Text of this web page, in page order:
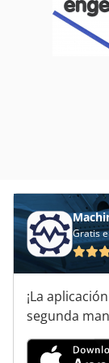
Sistema De
Unidad De
Gratis
¡La
segunda